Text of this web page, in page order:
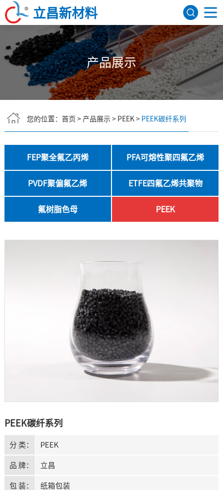
立昌新材料
网站首页
关于我们
FEP聚全氟乙丙烯
PFA可熔性聚四氟乙烯
PVDF聚偏氟乙烯
ETFE四氟乙烯共聚物
氟树脂色母
PEEK
应用领域
新闻资讯
联系我们
English
产品展示
您的位置： 首页 > 产品展示> PEEK> PEEK碳纤系列
FEP聚全氟乙丙烯 PFA可熔性聚四氟乙烯
PVDF聚偏氟乙烯 ETFE四氟乙烯共聚物
氟树脂色母 PEEK
PEEK碳纤系列
分 类： PEEK
品 牌： 立昌
包 装： 纸箱包装